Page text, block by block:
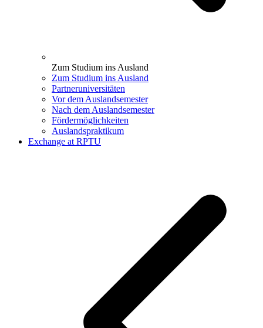
Zum Studium ins Ausland
Zum Studium ins Ausland
Partneruniversitäten
Vor dem Auslandsemester
Nach dem Auslandsemester
Fördermöglichkeiten
Auslandspraktikum
Exchange at RPTU